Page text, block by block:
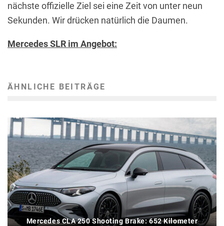
nächste offizielle Ziel sei eine Zeit von unter neun
Sekunden. Wir drücken natürlich die Daumen.
Mercedes SLR im Angebot:
ÄHNLICHE BEITRÄGE
Mercedes CLA 250 Shooting Brake: 652 Kilometer